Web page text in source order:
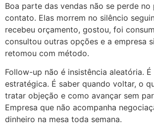
Boa parte das vendas não se perde no
contato. Elas morrem no silêncio
recebeu orçamento, gostou, foi
consultou outras opções e a empresa
retomou com método.
Follow-up não é insistência aleatória. É
estratégica. É saber quando voltar, o
tratar objeção e como avançar sem
Empresa que não acompanha
dinheiro na mesa toda semana.